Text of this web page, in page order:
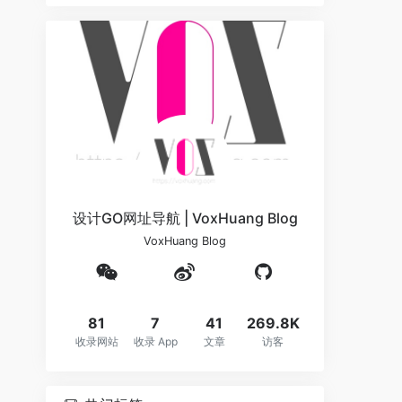
设计GO网址导航 | VoxHuang Blog
VoxHuang Blog
81
收录网站
7
收录 App
41
文章
269.8K
访客